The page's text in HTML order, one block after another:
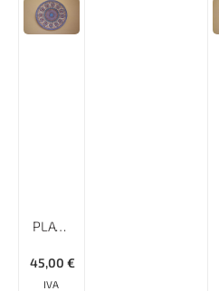
PLATO ESMALTADO LISO MINAKARI – 20 CM
€
45,00
IVA